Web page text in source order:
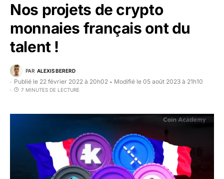
Nos projets de crypto
monnaies français ont du
talent !
PAR ALEXIS BERERD
Publié le 22 février 2022 à 20h02 • Modifié le 05 août 2023 à 21h10
7 MINUTES DE LECTURE